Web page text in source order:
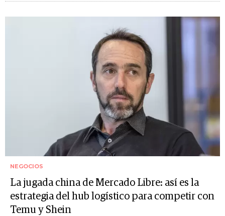
NEGOCIOS
La jugada china de Mercado Libre: así es la
estrategia del hub logístico para competir con
Temu y Shein